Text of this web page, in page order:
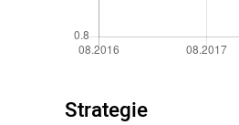
Strategie